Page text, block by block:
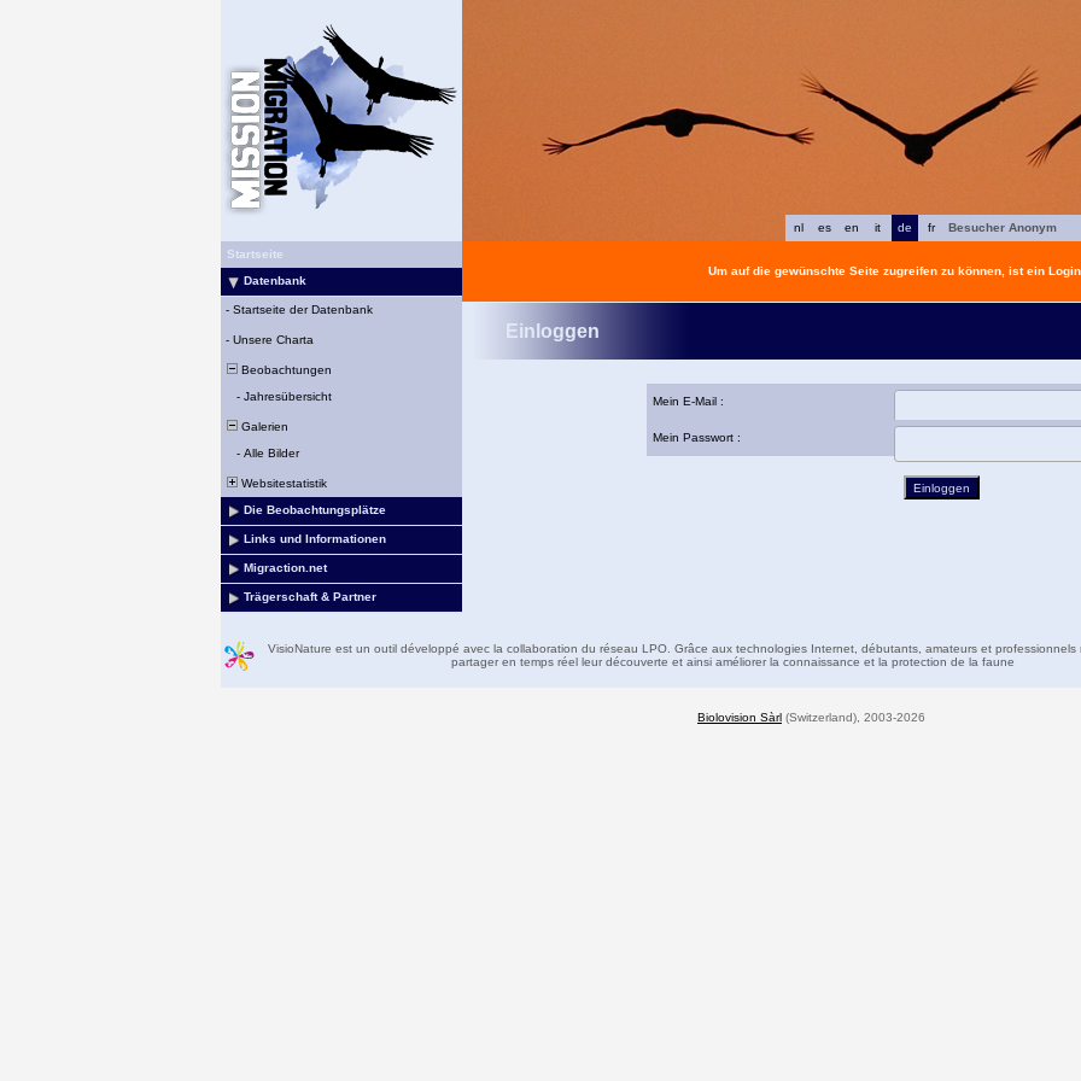
fr
de
it
en
es
nl
Besucher Anonym
Startseite
Datenbank
- Startseite der Datenbank
- Unsere Charta
Beobachtungen
- Jahresübersicht
Galerien
- Alle Bilder
Websitestatistik
Die Beobachtungsplätze
Links und Informationen
Migraction.net
Trägerschaft & Partner
Um auf die gewünschte Seite zugreifen zu können, ist ein
Einloggen
Mein E-Mail :
Mein Passwort :
VisioNature est un outil développé avec la collaboration du réseau LPO. Grâce aux technologies Internet, débutants, amateurs et professionnels
partager en temps réel leur découverte et ainsi améliorer la connaissance et la protection de la faune
Biolovision Sàrl (Switzerland), 2003-2026